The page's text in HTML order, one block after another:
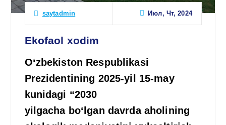
saytadmin Июл, Чт, 2024
Ekofaol xodim
Oʻzbekiston Respublikasi
Prezidentining 2025-yil 15-may
kunidagi “2030
yilgacha boʻlgan davrda aholining